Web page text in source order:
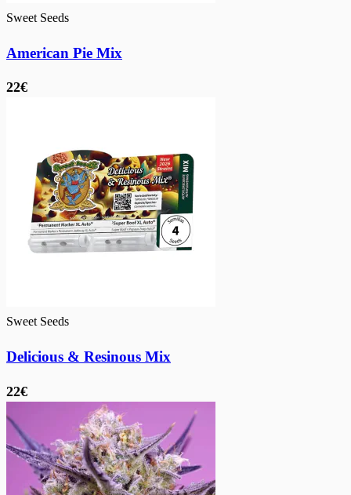
Sweet Seeds
American Pie Mix
22€
Sweet Seeds
Delicious & Resinous Mix
22€